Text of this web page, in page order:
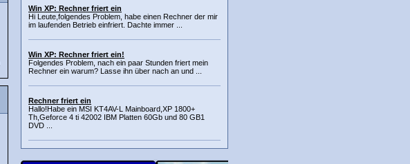
Win XP: Rechner friert ein
Hi Leute,folgendes Problem, habe einen Rechner der mir
im laufenden Betrieb einfriert. Dachte immer ...
Win XP: Rechner friert ein!
Folgendes Problem, nach ein paar Stunden friert mein
Rechner ein warum? Lasse ihn über nach an und ...
Rechner friert ein
Hallo!Habe ein MSI KT4AV-L Mainboard,XP 1800+
Th,Geforce 4 ti 42002 IBM Platten 60Gb und 80 GB1
DVD ...